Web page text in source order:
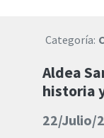
Categoría:
Aldea
historia
22/Julio/